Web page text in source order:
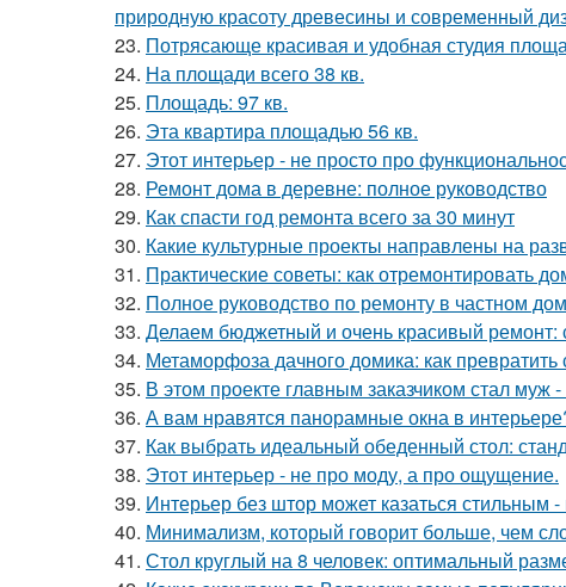
природную красоту древесины и современный
23. Потрясающе красивая и удобная студия
24. На площади всего 38 кв.
25. Площадь: 97 кв.
26. Эта квартира площадью 56 кв.
27. Этот интерьер - не просто про
28. Ремонт дома в деревне: полное руководство
29. Как спасти год ремонта всего за 30 минут
30. Какие культурные проекты направлены на
31. Практические советы: как отремонтировать
32. Полное руководство по ремонту в частном
33. Делаем бюджетный и очень красивый ремонт:
34. Метаморфоза дачного домика: как превратить
35. В этом проекте главным заказчиком стал
36. А вам нравятся панорамные окна в
37. Как выбрать идеальный обеденный стол:
38. Этот интерьер - не про моду, а про ощущение.
39. Интерьер без штор может казаться стильным
40. Минимализм, который говорит больше, чем
41. Стол круглый на 8 человек: оптимальный